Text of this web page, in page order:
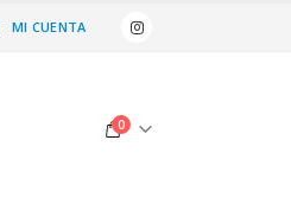
MI CUENTA
0